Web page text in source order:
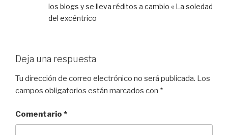
los blogs y se lleva réditos a cambio « La soledad
del excéntrico
Deja una respuesta
Tu dirección de correo electrónico no será publicada. Los
campos obligatorios están marcados con *
Comentario *